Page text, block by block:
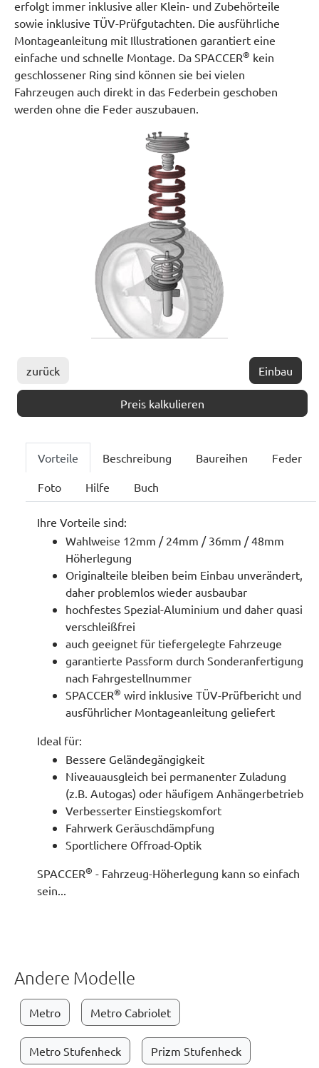
erfolgt immer inklusive aller Klein- und Zubehörteile
sowie inklusive TÜV-Prüfgutachten. Die ausführliche
Montageanleitung mit Illustrationen garantiert eine
einfache und schnelle Montage. Da SPACCER® kein
geschlossener Ring sind können sie bei vielen
Fahrzeugen auch direkt in das Federbein geschoben
werden ohne die Feder auszubauen.
zurück Einbau
Preis kalkulieren
Vorteile Beschreibung Baureihen Feder
Foto Hilfe Buch
Ihre Vorteile sind:
Wahlweise 12mm / 24mm / 36mm / 48mm
Höherlegung
Originalteile bleiben beim Einbau unverändert,
daher problemlos wieder ausbaubar
hochfestes Spezial-Aluminium und daher quasi
verschleißfrei
auch geeignet für tiefergelegte Fahrzeuge
garantierte Passform durch Sonderanfertigung
nach Fahrgestellnummer
SPACCER® wird inklusive TÜV-Prüfbericht und
ausführlicher Montageanleitung geliefert
Ideal für:
Bessere Geländegängigkeit
Niveauausgleich bei permanenter Zuladung
(z.B. Autogas) oder häufigem Anhängerbetrieb
Verbesserter Einstiegskomfort
Fahrwerk Geräuschdämpfung
Sportlichere Offroad-Optik
SPACCER® - Fahrzeug-Höherlegung kann so einfach
sein...
Andere Modelle
Metro Metro Cabriolet
Metro Stufenheck Prizm Stufenheck